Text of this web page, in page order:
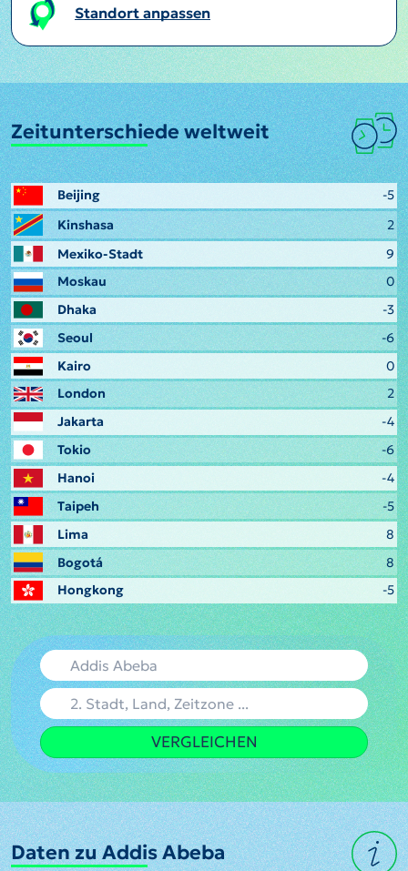
Standort anpassen
Zeitunterschiede weltweit
Beijing
-5
Kinshasa
2
Mexiko-Stadt
9
Moskau
0
Dhaka
-3
Seoul
-6
Kairo
0
London
2
Jakarta
-4
Tokio
-6
Hanoi
-4
Taipeh
-5
Lima
8
Bogotá
8
Hongkong
-5
VERGLEICHEN
Daten zu Addis Abeba